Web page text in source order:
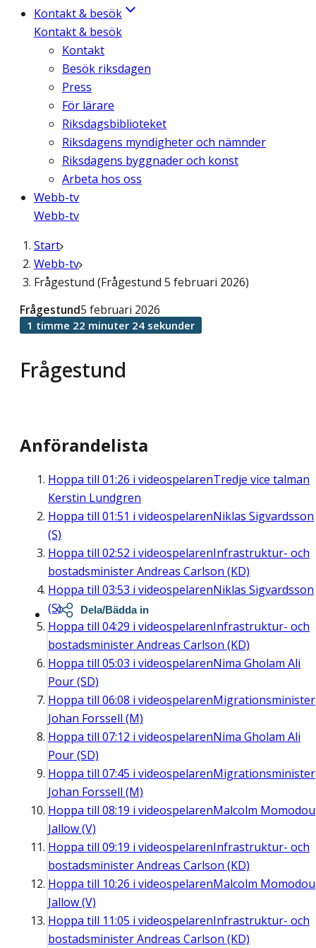
Kontakt & besök
Kontakt & besök
Kontakt
Besök riksdagen
Press
För lärare
Riksdagsbiblioteket
Riksdagens myndigheter och nämnder
Riksdagens byggnader och konst
Arbeta hos oss
Webb-tv
Webb-tv
Start
Webb-tv
Frågestund (Frågestund 5 februari 2026)
Frågestund
Frågestund5 februari 2026
1 timme 22 minuter 24 sekunder
Anförandelista
Hoppa till 01:26 i videospelarenTredje vice talman
Kerstin Lundgren
Hoppa till 01:51 i videospelarenNiklas Sigvardsson
(S)
Hoppa till 02:52 i videospelarenInfrastruktur- och
bostadsminister Andreas Carlson (KD)
Hoppa till 03:53 i videospelarenNiklas Sigvardsson
(S)
Hoppa till 04:29 i videospelarenInfrastruktur- och
bostadsminister Andreas Carlson (KD)
Hoppa till 05:03 i videospelarenNima Gholam Ali
Pour (SD)
Hoppa till 06:08 i videospelarenMigrationsminister
Johan Forssell (M)
Hoppa till 07:12 i videospelarenNima Gholam Ali
Pour (SD)
Hoppa till 07:45 i videospelarenMigrationsminister
Johan Forssell (M)
Hoppa till 08:19 i videospelarenMalcolm Momodou
Jallow (V)
Hoppa till 09:19 i videospelarenInfrastruktur- och
bostadsminister Andreas Carlson (KD)
Hoppa till 10:26 i videospelarenMalcolm Momodou
Jallow (V)
Hoppa till 11:05 i videospelarenInfrastruktur- och
bostadsminister Andreas Carlson (KD)
Dela/Bädda in